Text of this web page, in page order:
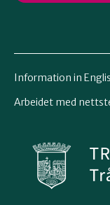
Information in
Arbeidet med